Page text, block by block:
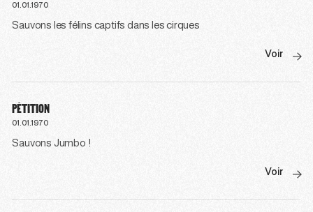
01.01.1970
Sauvons les félins captifs dans les cirques
Voir
PÉTITION
01.01.1970
Sauvons Jumbo !
Voir